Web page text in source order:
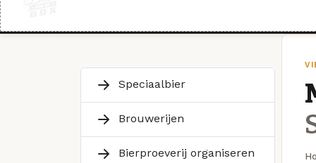
Speciaalbier
Brouwerijen
Bierproeverij organiseren